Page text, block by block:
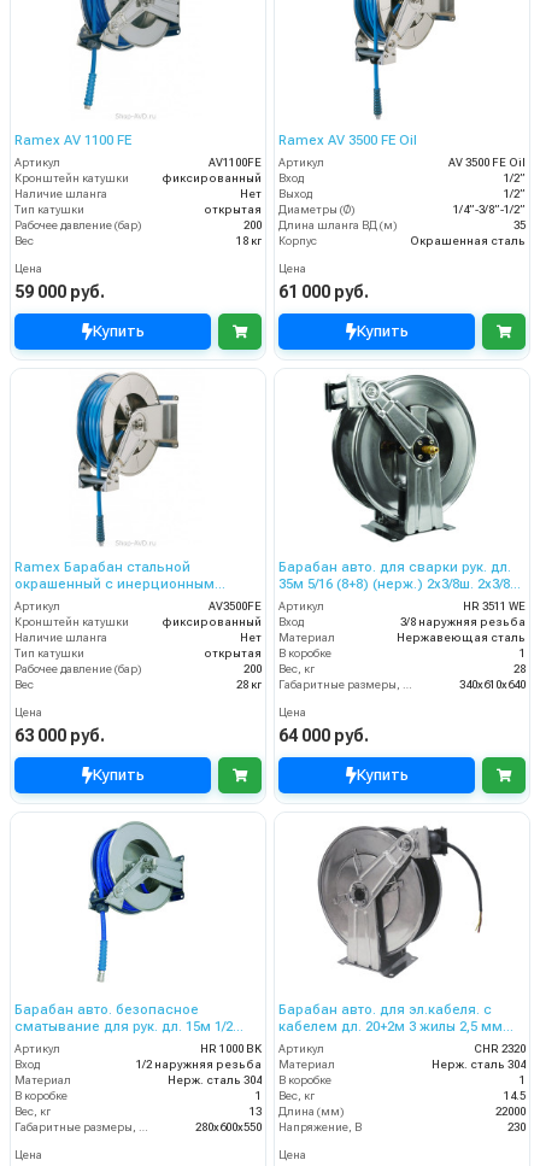
Ramex AV 1100 FE
Артикул
AV1100FE
Кронштейн катушки
фиксированный
Наличие шланга
Нет
Тип катушки
открытая
Рабочее давление (бар)
200
Вес
18 кг
Цена
59 000 руб.
Купить
Ramex AV 3500 FE Oil
Артикул
AV 3500 FE Oil
Вход
1/2”
Выход
1/2”
Диаметры (Ø)
1/4”-3/8”-1/2”
Длина шланга ВД (м)
35
Корпус
Окрашенная сталь
Цена
61 000 руб.
Купить
Ramex Барабан стальной
окрашенный с инерционным
механизмом AV 3500 FE
Артикул
AV3500FE
Кронштейн катушки
фиксированный
Наличие шланга
Нет
Тип катушки
открытая
Рабочее давление (бар)
200
Вес
28 кг
Цена
63 000 руб.
Купить
Барабан авто. для сварки рук. дл.
35м 5/16 (8+8) (нерж.) 2x3/8ш. 2x3/8г.
20 бар
Артикул
HR 3511 WE
Вход
3/8 наружняя резьба
Материал
Нержавеющая сталь
В коробке
1
Вес, кг
28
340x610x640
Цена
64 000 руб.
Купить
Барабан авто. безопасное
сматывание для рук. дл. 15м 1/2
(нерж.) 1/2ш. 200 бар
Артикул
HR 1000 BK
Вход
1/2 наружняя резьба
Материал
Нерж. сталь 304
В коробке
1
Вес, кг
13
Габаритные размеры, мм
280x600x550
Цена
Барабан авто. для эл.кабеля. с
кабелем дл. 20+2м 3 жилы 2,5 мм
220В 16А IP65
Артикул
CHR 2320
Материал
Нерж. сталь 304
В коробке
1
Вес, кг
14.5
Длина (мм)
22000
Напряжение, В
230
Цена